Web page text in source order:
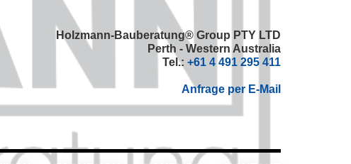
Holzmann-Bauberatung® Group PTY LTD
Perth - Western Australia
Tel.: +61 4 491 295 411
Anfrage per E-Mail